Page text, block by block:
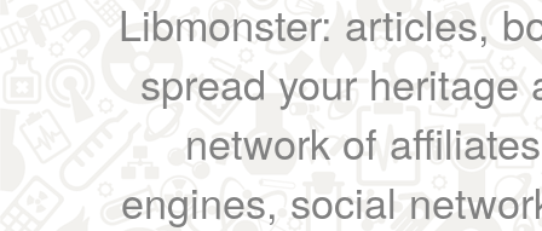
Libmonster: articles,
spread your heritage
network of
engines, social